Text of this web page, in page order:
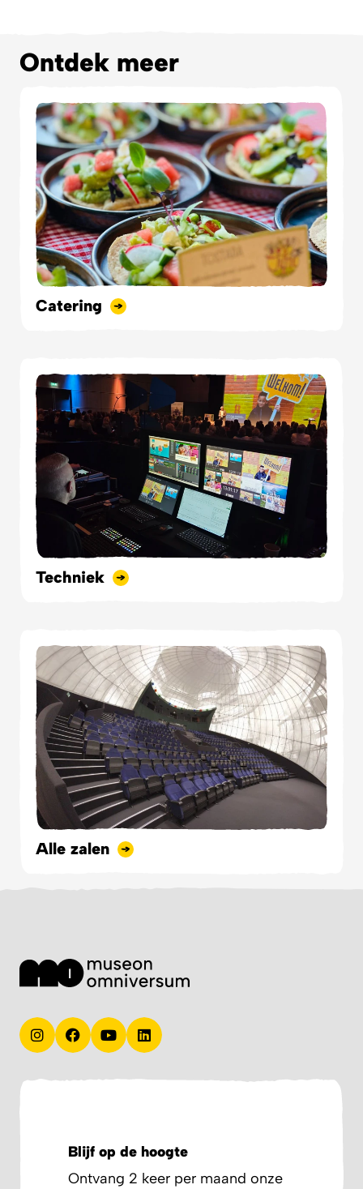
Ontdek meer
Catering
Techniek
Alle zalen
Blijf op de hoogte
Ontvang 2 keer per maand onze